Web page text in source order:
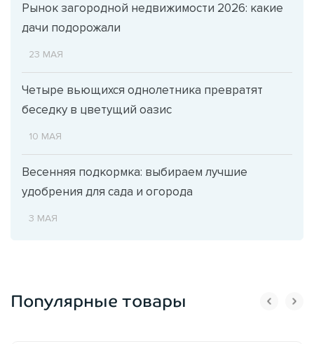
Рынок загородной недвижимости 2026: какие
дачи подорожали
23 МАЯ
Четыре вьющихся однолетника превратят
беседку в цветущий оазис
10 МАЯ
Весенняя подкормка: выбираем лучшие
удобрения для сада и огорода
3 МАЯ
Популярные товары